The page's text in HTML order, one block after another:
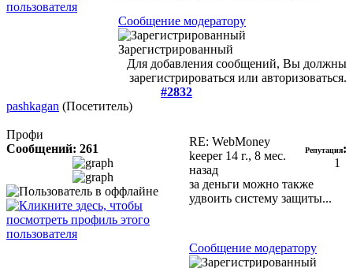
Сообщение модератору
Зарегистрированный
Для добавления сообщений, Вы должны
зарегистрироваться или авторизоваться.
#2832
pashkagan (Посетитель)
Профи
Сообщений: 261
RE: WebMoney
keeper 14 г., 8 мес.
назад
Репутация:
1
за деньги можно также
удвоить систему защиты...
Сообщение модератору